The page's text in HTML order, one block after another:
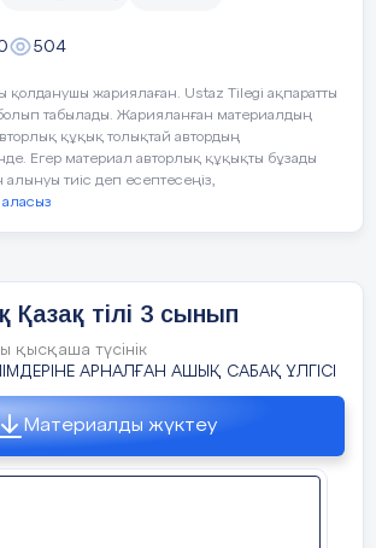
504
қолданушы жариялаған. Ustaz Tilegi ақпаратты
болып табылады. Жарияланған материалдың
құқық толықтай автордың
Егер материал авторлық құқықты бұзады
алынуы тиіс деп есептесеңіз,
тілі 3 сынып
қысқаша түсінік
АРНАЛҒАН АШЫҚ САБАҚ ҮЛГІСІ
Материалды жүктеу